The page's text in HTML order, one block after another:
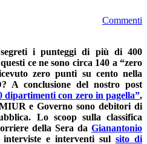
Commenti
i punteggi di più di 400
ce ne sono circa 140 a “zero
zero punti su cento nella
A conclusione del nostro post
dipartimenti con zero in pagella”,
e Governo sono debitori di
Lo scoop sulla classifica
della Sera da Gianantonio
e interventi sul sito di